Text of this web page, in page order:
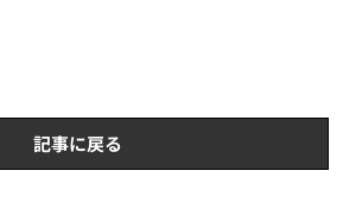
記事に戻る